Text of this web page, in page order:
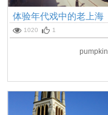
体验年代戏中的老上海
1020 1
pumpkin